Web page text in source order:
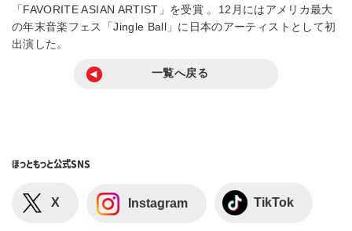
「FAVORITE ASIAN ARTIST」を受賞 。12月にはアメリカ最大
の年末音楽フェス「Jingle Ball」に日本のアーティストとして初
出演した。
一覧へ戻る
ほっともっと公式SNS
X Instagram TikTok